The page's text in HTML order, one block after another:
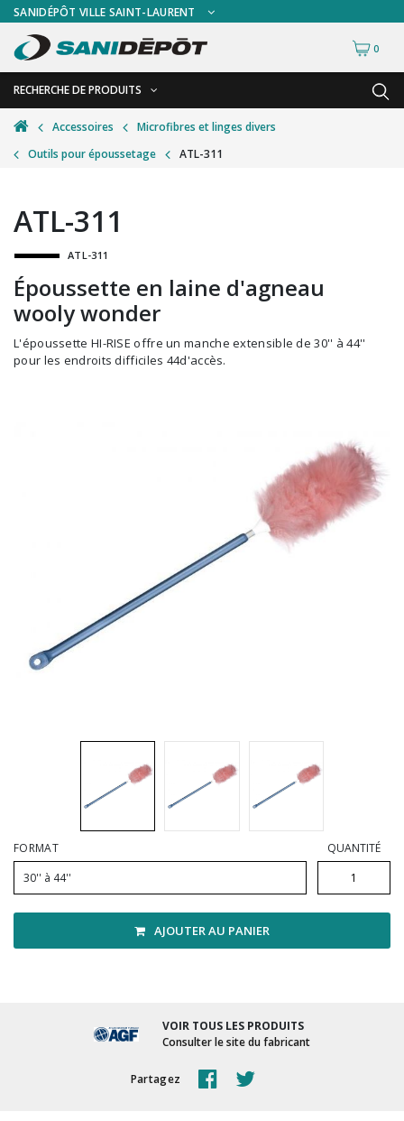
SANIDÉPÔT VILLE SAINT-LAURENT
0
RECHERCHE DE PRODUITS
RETOUR
Accessoires de sécurité
Accessoires pour le lavage de mur
Accessoires pour salles de bain
Alimentaire
Autres accessoires
Balais et porte-poussières
Grattoirs, moutons et racloirs pour vitres/planchers
Hygiène personnelle
Microfibres et linges divers
Tampons, porte-tampons et manches
Vadrouilles, manches et cadres
RETOUR
Gants
Plexiglas
Signalisations
Test de diagnostic
Thermomètre
Vêtements de sécurité
Accessoires
Microfibres et linges divers
Outils pour époussetage
ATL-311
ATL-311
ATL-311
Époussette en laine d'agneau
wooly wonder
L'époussette HI-RISE offre un manche extensible de 30'' à 44''
pour les endroits difficiles 44d'accès.
FORMAT
30'' à 44''
QUANTITÉ
AJOUTER AU PANIER
VOIR TOUS LES PRODUITS
Consulter le site du fabricant
Partagez